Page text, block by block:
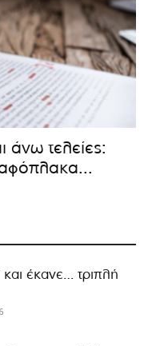
άνω τελείες:
έκανε… τριπλή